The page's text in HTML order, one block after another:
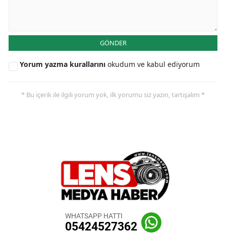
GÖNDER
Yorum yazma kurallarını okudum ve kabul ediyorum
* Bu içerik ile ilgili yorum yok, ilk yorumu siz yazın, tartışalım *
WHATSAPP HATTI
05424527362